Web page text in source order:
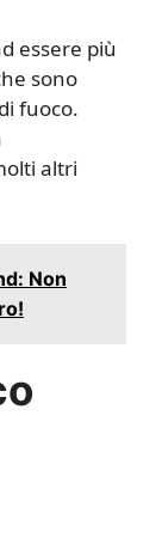
essere più
sono
fuoco.
altri
Non